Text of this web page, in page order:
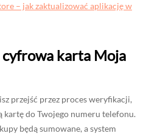
– jak zaktualizować aplikację w
karta Moja
przejść przez proces weryfikacji,
do Twojego numeru telefonu.
będą sumowane, a system